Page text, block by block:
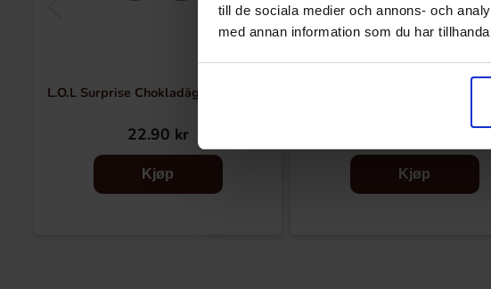
till de sociala medier och annons- och
med annan information som du har
L.O.L Surprise Chokladägg 20g (1st)
22.90 kr
Kjøp Kjøp